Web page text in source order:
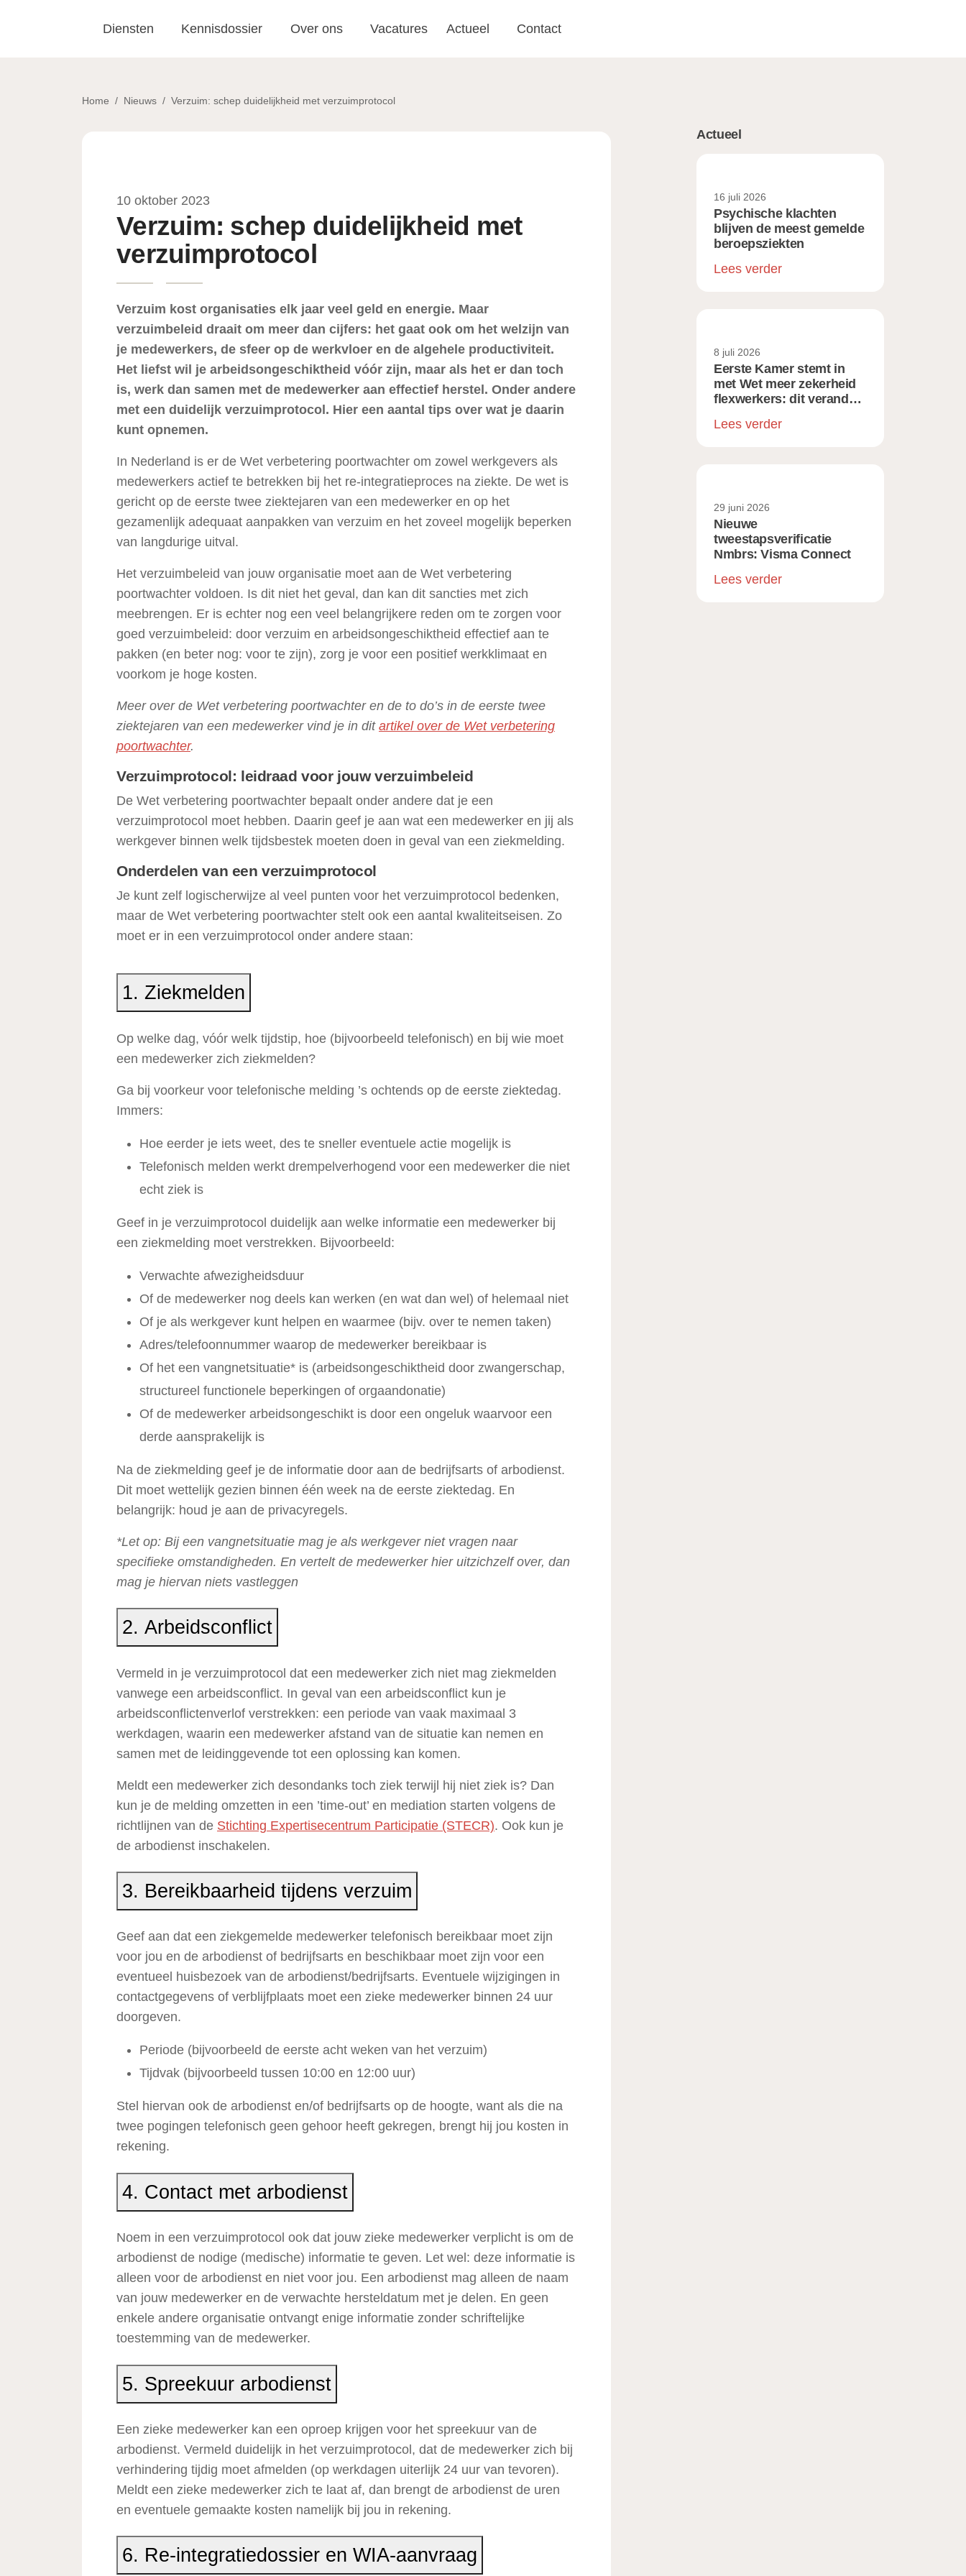
Diensten
Kennisdossier Over ons Vacatures Actueel Contact
Home / Nieuws / Verzuim: schep duidelijkheid met verzuimprotocol
10 oktober 2023
Verzuim: schep duidelijkheid met
verzuimprotocol
Verzuim kost organisaties elk jaar veel geld en energie. Maar
verzuimbeleid draait om meer dan cijfers: het gaat ook om het welzijn van
je medewerkers, de sfeer op de werkvloer en de algehele productiviteit.
Het liefst wil je arbeidsongeschiktheid vóór zijn, maar als het er dan toch
is, werk dan samen met de medewerker aan effectief herstel. Onder andere
met een duidelijk verzuimprotocol. Hier een aantal tips over wat je daarin
kunt opnemen.
In Nederland is er de Wet verbetering poortwachter om zowel werkgevers als
medewerkers actief te betrekken bij het re-integratieproces na ziekte. De wet is
gericht op de eerste twee ziektejaren van een medewerker en op het
gezamenlijk adequaat aanpakken van verzuim en het zoveel mogelijk beperken
van langdurige uitval.
Het verzuimbeleid van jouw organisatie moet aan de Wet verbetering
poortwachter voldoen. Is dit niet het geval, dan kan dit sancties met zich
meebrengen. Er is echter nog een veel belangrijkere reden om te zorgen voor
goed verzuimbeleid: door verzuim en arbeidsongeschiktheid effectief aan te
pakken (en beter nog: voor te zijn), zorg je voor een positief werkklimaat en
voorkom je hoge kosten.
Meer over de Wet verbetering poortwachter en de to do’s in de eerste twee
ziektejaren van een medewerker vind je in dit artikel over de Wet verbetering
poortwachter.
Verzuimprotocol: leidraad voor jouw verzuimbeleid
De Wet verbetering poortwachter bepaalt onder andere dat je een
verzuimprotocol moet hebben. Daarin geef je aan wat een medewerker en jij als
werkgever binnen welk tijdsbestek moeten doen in geval van een ziekmelding.
Onderdelen van een verzuimprotocol
Je kunt zelf logischerwijze al veel punten voor het verzuimprotocol bedenken,
maar de Wet verbetering poortwachter stelt ook een aantal kwaliteitseisen. Zo
moet er in een verzuimprotocol onder andere staan:
1. Ziekmelden
Op welke dag, vóór welk tijdstip, hoe (bijvoorbeeld telefonisch) en bij wie moet
een medewerker zich ziekmelden?
Ga bij voorkeur voor telefonische melding ’s ochtends op de eerste ziektedag.
Immers:
Hoe eerder je iets weet, des te sneller eventuele actie mogelijk is
Telefonisch melden werkt drempelverhogend voor een medewerker die niet
echt ziek is
Geef in je verzuimprotocol duidelijk aan welke informatie een medewerker bij
een ziekmelding moet verstrekken. Bijvoorbeeld:
Verwachte afwezigheidsduur
Of de medewerker nog deels kan werken (en wat dan wel) of helemaal niet
Of je als werkgever kunt helpen en waarmee (bijv. over te nemen taken)
Adres/telefoonnummer waarop de medewerker bereikbaar is
Of het een vangnetsituatie* is (arbeidsongeschiktheid door zwangerschap,
structureel functionele beperkingen of orgaandonatie)
Of de medewerker arbeidsongeschikt is door een ongeluk waarvoor een
derde aansprakelijk is
Na de ziekmelding geef je de informatie door aan de bedrijfsarts of arbodienst.
Dit moet wettelijk gezien binnen één week na de eerste ziektedag. En
belangrijk: houd je aan de privacyregels.
*Let op: Bij een vangnetsituatie mag je als werkgever niet vragen naar
specifieke omstandigheden. En vertelt de medewerker hier uitzichzelf over, dan
mag je hiervan niets vastleggen
2. Arbeidsconflict
Vermeld in je verzuimprotocol dat een medewerker zich niet mag ziekmelden
vanwege een arbeidsconflict. In geval van een arbeidsconflict kun je
arbeidsconflictenverlof verstrekken: een periode van vaak maximaal 3
werkdagen, waarin een medewerker afstand van de situatie kan nemen en
samen met de leidinggevende tot een oplossing kan komen.
Meldt een medewerker zich desondanks toch ziek terwijl hij niet ziek is? Dan
kun je de melding omzetten in een ’time-out’ en mediation starten volgens de
richtlijnen van de Stichting Expertisecentrum Participatie (STECR). Ook kun je
de arbodienst inschakelen.
3. Bereikbaarheid tijdens verzuim
Geef aan dat een ziekgemelde medewerker telefonisch bereikbaar moet zijn
voor jou en de arbodienst of bedrijfsarts en beschikbaar moet zijn voor een
eventueel huisbezoek van de arbodienst/bedrijfsarts. Eventuele wijzigingen in
contactgegevens of verblijfplaats moet een zieke medewerker binnen 24 uur
doorgeven.
Periode (bijvoorbeeld de eerste acht weken van het verzuim)
Tijdvak (bijvoorbeeld tussen 10:00 en 12:00 uur)
Stel hiervan ook de arbodienst en/of bedrijfsarts op de hoogte, want als die na
twee pogingen telefonisch geen gehoor heeft gekregen, brengt hij jou kosten in
rekening.
4. Contact met arbodienst
Noem in een verzuimprotocol ook dat jouw zieke medewerker verplicht is om de
arbodienst de nodige (medische) informatie te geven. Let wel: deze informatie is
alleen voor de arbodienst en niet voor jou. Een arbodienst mag alleen de naam
van jouw medewerker en de verwachte hersteldatum met je delen. En geen
enkele andere organisatie ontvangt enige informatie zonder schriftelijke
toestemming van de medewerker.
5. Spreekuur arbodienst
Een zieke medewerker kan een oproep krijgen voor het spreekuur van de
arbodienst. Vermeld duidelijk in het verzuimprotocol, dat de medewerker zich bij
verhindering tijdig moet afmelden (op werkdagen uiterlijk 24 uur van tevoren).
Meldt een zieke medewerker zich te laat af, dan brengt de arbodienst de uren
en eventuele gemaakte kosten namelijk bij jou in rekening.
6. Re-integratiedossier en WIA-aanvraag
Actueel
16 juli 2026
Psychische klachten
blijven de meest gemelde
beroepsziekten
Lees verder
8 juli 2026
Eerste Kamer stemt in
met Wet meer zekerheid
flexwerkers: dit verandert
Lees verder
29 juni 2026
Nieuwe
tweestapsverificatie
Nmbrs: Visma Connect
Lees verder